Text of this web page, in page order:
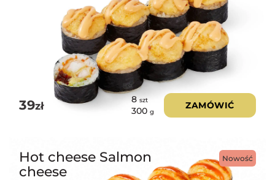
39zł
8 szt
300 g
ZAMÓWIĆ
Nowość
Hot cheese Salmon
cheese